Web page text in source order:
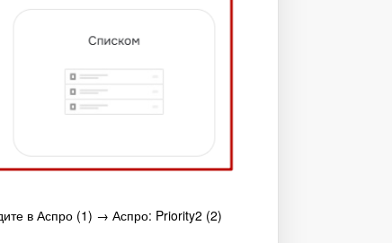
в Аспро (1) → Аспро: Priority2 (2)